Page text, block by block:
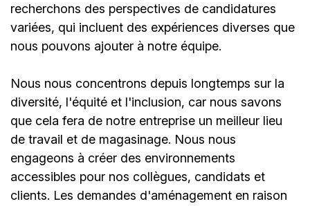
recherchons des perspectives de candidatures
variées, qui incluent des expériences diverses que
nous pouvons ajouter à notre équipe.
Nous nous concentrons depuis longtemps sur la
diversité, l'équité et l'inclusion, car nous savons
que cela fera de notre entreprise un meilleur lieu
de travail et de magasinage. Nous nous
engageons à créer des environnements
accessibles pour nos collègues, candidats et
clients. Les demandes d'aménagement en raison